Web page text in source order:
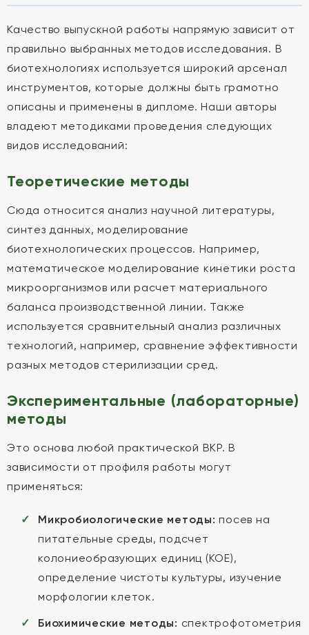
Качество выпускной работы напрямую зависит от
правильно выбранных методов исследования. В
биотехнологиях используется широкий арсенал
инструментов, которые должны быть грамотно
описаны и применены в дипломе. Наши авторы
владеют методиками проведения следующих
видов исследований:
Теоретические методы
Сюда относится анализ научной литературы,
синтез данных, моделирование
биотехнологических процессов. Например,
математическое моделирование кинетики роста
микроорганизмов или расчет материального
баланса производственной линии. Также
используется сравнительный анализ различных
технологий, например, сравнение эффективности
разных методов стерилизации сред.
Экспериментальные (лабораторные)
методы
Это основа любой практической ВКР. В
зависимости от профиля работы могут
применяться:
Микробиологические методы: посев на
питательные среды, подсчет
колониеобразующих единиц (КОЕ),
определение чистоты культуры, изучение
морфологии клеток.
Биохимические методы: спектрофотометрия